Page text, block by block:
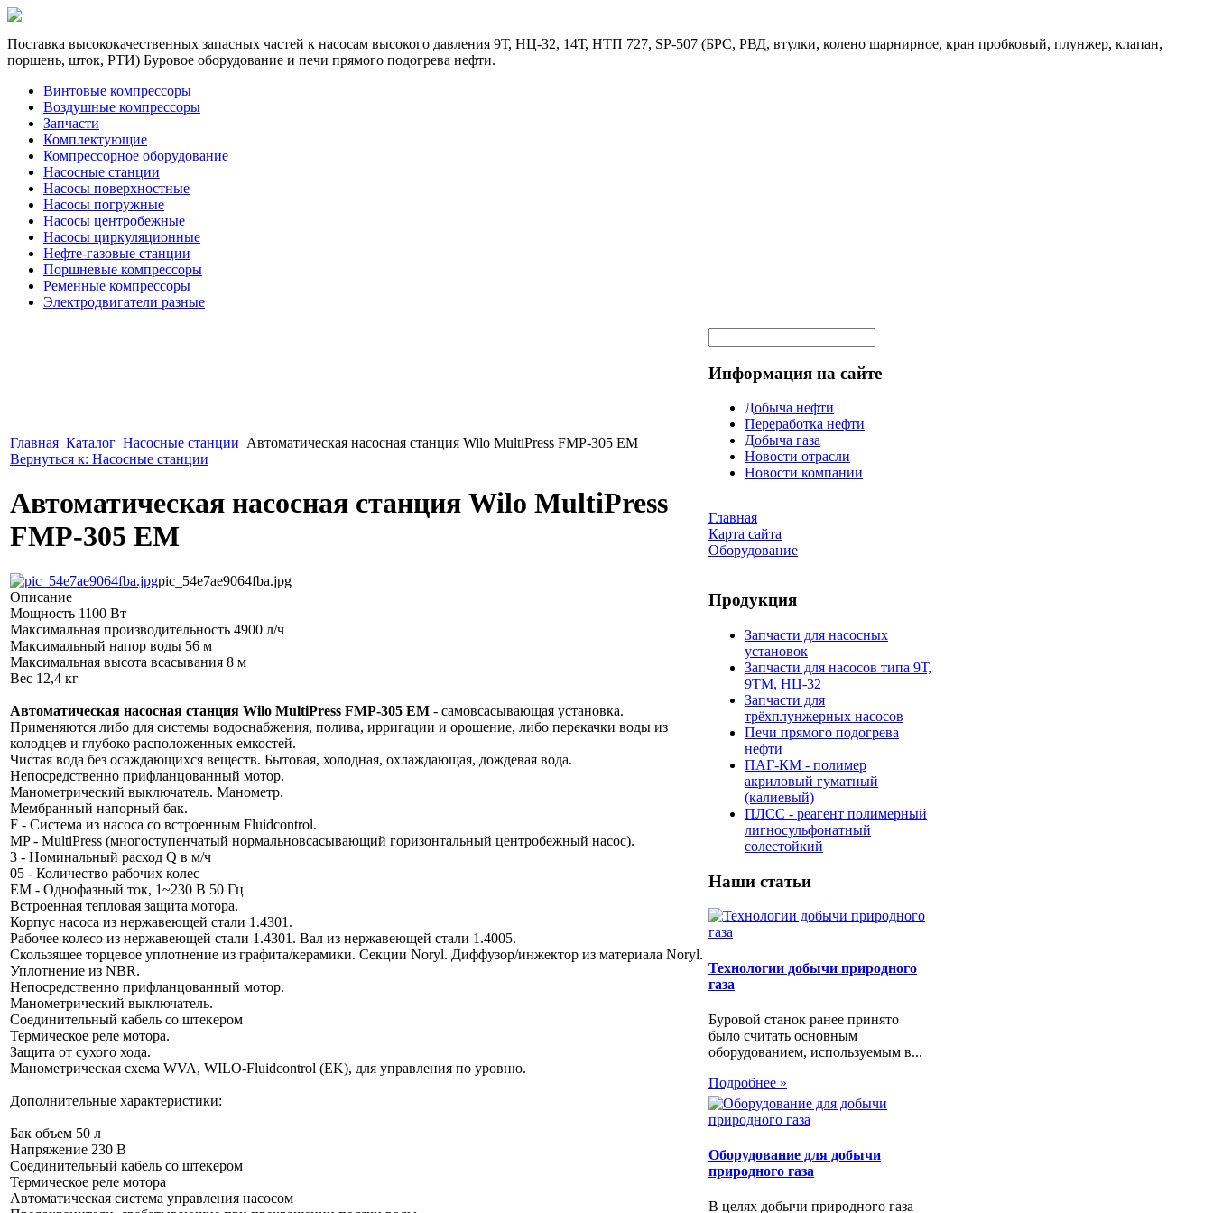
Поставка высококачественных запасных частей к насосам высокого давления 9Т, НЦ-32, 14Т, НТП 727, SP-507 (БРС, РВД, втулки, колено шарнирное, кран пробковый, плунжер, клапан,
поршень, шток, РТИ) Буровое оборудование и печи прямого подогрева нефти.
Винтовые компрессоры
Воздушные компрессоры
Запчасти
Комплектующие
Компрессорное оборудование
Насосные станции
Насосы поверхностные
Насосы погружные
Насосы центробежные
Насосы циркуляционные
Нефте-газовые станции
Поршневые компрессоры
Ременные компрессоры
Электродвигатели разные
Главная Каталог Насосные станции Автоматическая насосная станция Wilo MultiPress FMP-305 EM
Вернуться к: Насосные станции
Автоматическая насосная станция Wilo MultiPress
FMP-305 EM
pic_54e7ae9064fba.jpg
Описание
Мощность 1100 Вт
Максимальная производительность 4900 л/ч
Максимальный напор воды 56 м
Максимальная высота всасывания 8 м
Вес 12,4 кг
Автоматическая насосная станция Wilo MultiPress FMP-305 EM - самовсасывающая установка.
Применяются либо для системы водоснабжения, полива, ирригации и орошение, либо перекачки воды из
колодцев и глубоко расположенных емкостей.
Чистая вода без осаждающихся веществ. Бытовая, холодная, охлаждающая, дождевая вода.
Непосредственно прифланцованный мотор.
Манометрический выключатель. Манометр.
Мембранный напорный бак.
F - Система из насоса со встроенным Fluidcontrol.
MP - MultiPress (многоступенчатый нормальновсасывающий горизонтальный центробежный насос).
3 - Номинальный расход Q в м/ч
05 - Количество рабочих колес
EM - Однофазный ток, 1~230 В 50 Гц
Встроенная тепловая защита мотора.
Корпус насоса из нержавеющей стали 1.4301.
Рабочее колесо из нержавеющей стали 1.4301. Вал из нержавеющей стали 1.4005.
Скользящее торцевое уплотнение из графита/керамики. Секции Noryl. Диффузор/инжектор из материала Noryl.
Уплотнение из NBR.
Непосредственно прифланцованный мотор.
Манометрический выключатель.
Соединительный кабель со штекером
Термическое реле мотора.
Защита от сухого хода.
Манометрическая схема WVA, WILO-Fluidcontrol (EK), для управления по уровню.
Дополнительные характеристики:
Бак объем 50 л
Напряжение 230 В
Соединительный кабель со штекером
Термическое реле мотора
Автоматическая система управления насосом
Информация на сайте
Добыча нефти
Переработка нефти
Добыча газа
Новости отрасли
Новости компании
Главная
Карта сайта
Оборудование
Продукция
Запчасти для насосных
установок
Запчасти для насосов типа 9Т,
9ТМ, НЦ-32
Запчасти для
трёхплунжерных насосов
Печи прямого подогрева
нефти
ПАГ-КМ - полимер
акриловый гуматный
(калиевый)
ПЛСС - реагент полимерный
лигносульфонатный
солестойкий
Наши статьи
Технологии добычи природного
газа
Буровой станок ранее принято
было считать основным
оборудованием, используемым в...
Подробнее »
Оборудование для добычи
природного газа
В целях добычи природного газа